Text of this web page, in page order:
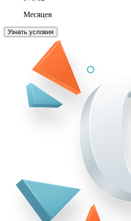
Месяцев
Узнать условия